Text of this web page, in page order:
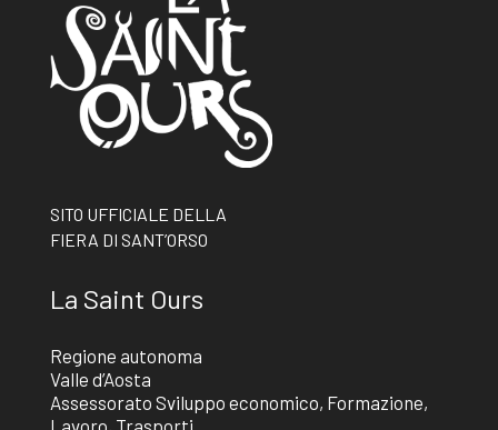
SITO UFFICIALE DELLA
FIERA DI SANT’ORSO
La Saint Ours
Regione autonoma
Valle d’Aosta
Assessorato Sviluppo economico, Formazione,
Lavoro, Trasporti